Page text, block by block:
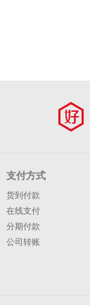
支付方式
货到付款
在线支付
分期付款
公司转账